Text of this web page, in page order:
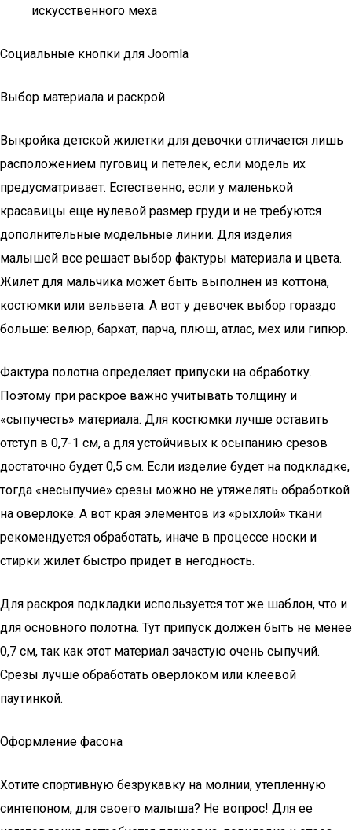
искусственного меха
Социальные кнопки для Joomla
Выбор материала и раскрой
Выкройка детской жилетки для девочки отличается лишь
расположением пуговиц и петелек, если модель их
предусматривает. Естественно, если у маленькой
красавицы еще нулевой размер груди и не требуются
дополнительные модельные линии. Для изделия
малышей все решает выбор фактуры материала и цвета.
Жилет для мальчика может быть выполнен из коттона,
костюмки или вельвета. А вот у девочек выбор гораздо
больше: велюр, бархат, парча, плюш, атлас, мех или гипюр.
Фактура полотна определяет припуски на обработку.
Поэтому при раскрое важно учитывать толщину и
«сыпучесть» материала. Для костюмки лучше оставить
отступ в 0,7-1 см, а для устойчивых к осыпанию срезов
достаточно будет 0,5 см. Если изделие будет на подкладке,
тогда «несыпучие» срезы можно не утяжелять обработкой
на оверлоке. А вот края элементов из «рыхлой» ткани
рекомендуется обработать, иначе в процессе носки и
стирки жилет быстро придет в негодность.
Для раскроя подкладки используется тот же шаблон, что и
для основного полотна. Тут припуск должен быть не менее
0,7 см, так как этот материал зачастую очень сыпучий.
Срезы лучше обработать оверлоком или клеевой
паутинкой.
Оформление фасона
Хотите спортивную безрукавку на молнии, утепленную
синтепоном, для своего малыша? Не вопрос! Для ее